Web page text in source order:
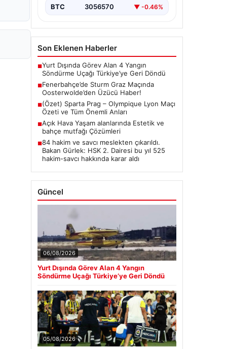
BTC 3056570 ▼ -0.46%
Son Eklenen Haberler
■Yurt Dışında Görev Alan 4 Yangın
Söndürme Uçağı Türkiye’ye Geri Döndü
■Fenerbahçe’de Sturm Graz Maçında
Oosterwolde’den Üzücü Haber!
■(Özet) Sparta Prag – Olympique Lyon Maçı
Özeti ve Tüm Önemli Anları
■Açık Hava Yaşam alanlarında Estetik ve
bahçe mutfağı Çözümleri
■84 hakim ve savcı meslekten çıkarıldı.
Bakan Gürlek: HSK 2. Dairesi bu yıl 525
hakim-savcı hakkında karar aldı
Güncel
06/08/2026
Yurt Dışında Görev Alan 4 Yangın
Söndürme Uçağı Türkiye’ye Geri Döndü
05/08/2026